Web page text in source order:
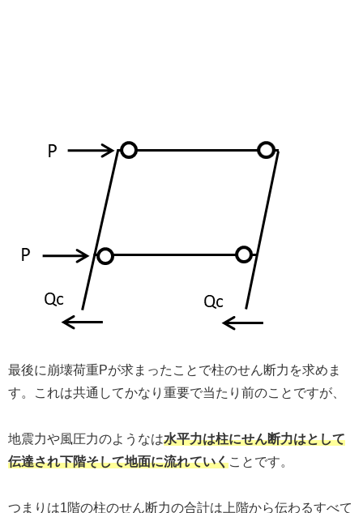
最後に崩壊荷重Pが求まったことで柱のせん断力を求めま
す。これは共通してかなり重要で当たり前のことですが、
地震力や風圧力のようなは水平力は柱にせん断力はとして
伝達され下階そして地面に流れていくことです。
つまりは1階の柱のせん断力の合計は上階から伝わるすべて